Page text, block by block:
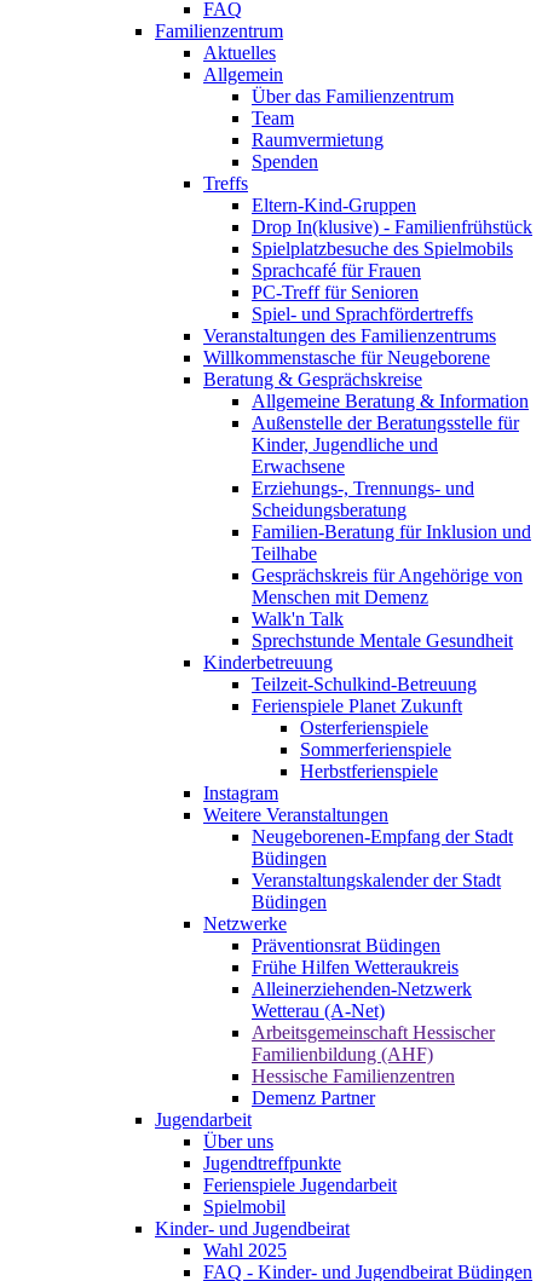
FAQ
Familienzentrum
Aktuelles
Allgemein
Über das Familienzentrum
Team
Raumvermietung
Spenden
Treffs
Eltern-Kind-Gruppen
Drop In(klusive) - Familienfrühstück
Spielplatzbesuche des Spielmobils
Sprachcafé für Frauen
PC-Treff für Senioren
Spiel- und Sprachfördertreffs
Veranstaltungen des Familienzentrums
Willkommenstasche für Neugeborene
Beratung & Gesprächskreise
Allgemeine Beratung & Information
Außenstelle der Beratungsstelle für
Kinder, Jugendliche und
Erwachsene
Erziehungs-, Trennungs- und
Scheidungsberatung
Familien-Beratung für Inklusion und
Teilhabe
Gesprächskreis für Angehörige von
Menschen mit Demenz
Walk'n Talk
Sprechstunde Mentale Gesundheit
Kinderbetreuung
Teilzeit-Schulkind-Betreuung
Ferienspiele Planet Zukunft
Osterferienspiele
Sommerferienspiele
Herbstferienspiele
Instagram
Weitere Veranstaltungen
Neugeborenen-Empfang der Stadt
Büdingen
Veranstaltungskalender der Stadt
Büdingen
Netzwerke
Präventionsrat Büdingen
Frühe Hilfen Wetteraukreis
Alleinerziehenden-Netzwerk
Wetterau (A-Net)
Arbeitsgemeinschaft Hessischer
Familienbildung (AHF)
Hessische Familienzentren
Demenz Partner
Jugendarbeit
Über uns
Jugendtreffpunkte
Ferienspiele Jugendarbeit
Spielmobil
Kinder- und Jugendbeirat
Wahl 2025
FAQ - Kinder- und Jugendbeirat Büdingen